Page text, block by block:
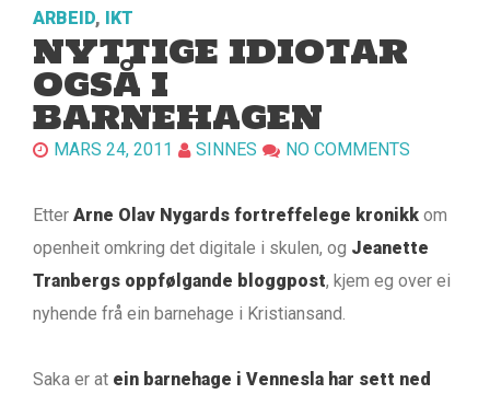
ARBEID, IKT
NYTTIGE IDIOTAR
OGSÅ I
BARNEHAGEN
MARS 24, 2011 SINNES NO COMMENTS
Etter Arne Olav Nygards fortreffelege kronikk om
openheit omkring det digitale i skulen, og Jeanette
Tranbergs oppfølgande bloggpost, kjem eg over ei
nyhende frå ein barnehage i Kristiansand.
Saka er at ein barnehage i Vennesla har sett ned